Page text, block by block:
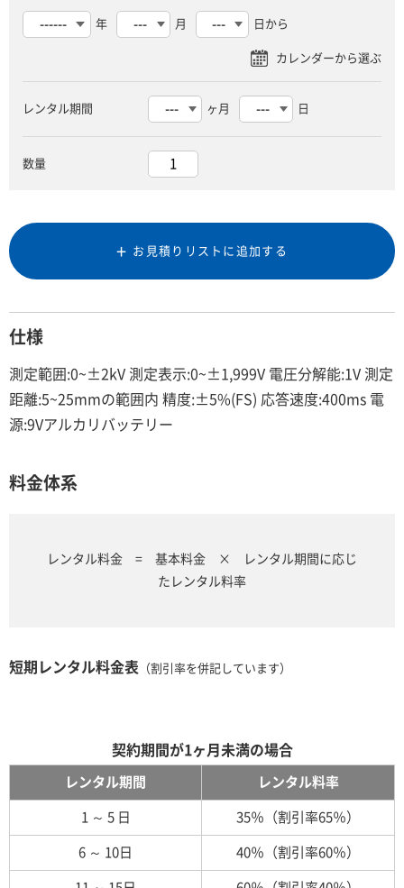
年 月 日から
レンタル期間 ヶ月 日
数量
お見積りリストに追加する
仕様
測定範囲:0~±2kV 測定表示:0~±1,999V 電圧分解能:1V 測定
距離:5~25mmの範囲内 精度:±5%(FS) 応答速度:400ms 電
源:9Vアルカリバッテリー
料金体系
レンタル料金 = 基本料金 × レンタル期間に応じ
たレンタル料率
短期レンタル料金表 （割引率を併記しています）
契約期間が1ヶ月未満の場合
レンタル期間 レンタル料率
1 ～ 5 日 35％（割引率65％）
6 ～ 10日 40％（割引率60％）